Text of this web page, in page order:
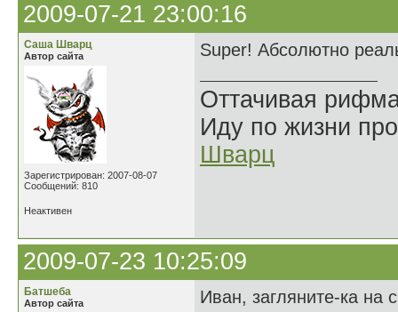
2009-07-21 23:00:16
Саша Шварц
Автор сайта
Зарегистрирован: 2007-08-07
Сообщений: 810
Super! Абсолютно
Оттачивая
Иду по жизни
Шварц
Неактивен
2009-07-23 10:25:09
Батшеба
Автор сайта
Иван, загляните-ка на